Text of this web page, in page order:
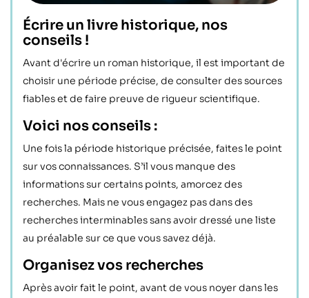
Écrire un livre historique, nos
conseils !
Avant d'écrire un roman historique, il est important de
choisir une période précise, de consulter des sources
fiables et de faire preuve de rigueur scientifique.
Voici nos conseils :
Une fois la période historique précisée, faites le point
sur vos connaissances. S’il vous manque des
informations sur certains points, amorcez des
recherches. Mais ne vous engagez pas dans des
recherches interminables sans avoir dressé une liste
au préalable sur ce que vous savez déjà.
Organisez vos recherches
Après avoir fait le point, avant de vous noyer dans les